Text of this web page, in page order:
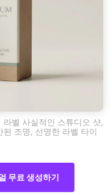
벨 사실적인 스튜디오 샷,
조명, 선명한 라벨 타이
무료 생성하기